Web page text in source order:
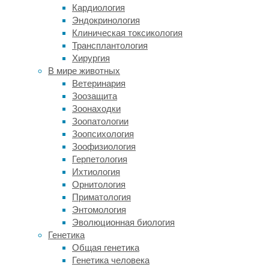
Кардиология
Эндокринология
Клиническая токсикология
Трансплантология
Хирургия
В мире животных
Ветеринария
Зоозащита
Зоонаходки
Зоопатологии
Зоопсихология
Зоофизиология
Герпетология
Ихтиология
Орнитология
Приматология
Энтомология
Эволюционная биология
Генетика
Общая генетика
Генетика человека
Хохлатые
макаки
Macaca
nigra)
живут
на
острове
Сулавеси
группах,
состоящих
из
несколько
самок
меньшего
количества
самцов.
Как